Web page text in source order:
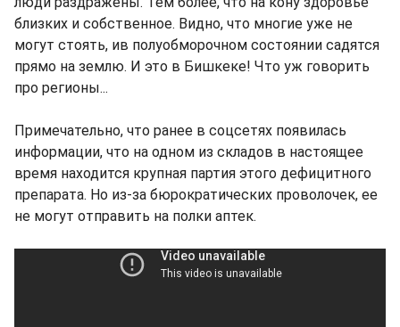
близких и собственное. Видно, что многие уже не
могут стоять, ив полуобморочном состоянии садятся
прямо на землю. И это в Бишкеке! Что уж говорить
про регионы...
Примечательно, что ранее в соцсетях появилась
информации, что на одном из складов в настоящее
время находится крупная партия этого дефицитного
препарата. Но из-за бюрократических проволочек, ее
не могут отправить на полки аптек.